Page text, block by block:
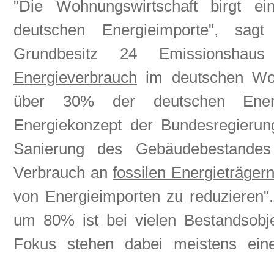
"Die Wohnungswirtschaft birgt
deutschen Energieimporte", sagt
Grundbesitz 24
Energieverbrauch im deutschen
über 30% der deutschen
Energiekonzept der
Sanierung des
Verbrauch anfossilen Energieträgern
von Energieimporten zu reduzieren"
um 80% ist bei vielen
Fokus stehen dabei meistens